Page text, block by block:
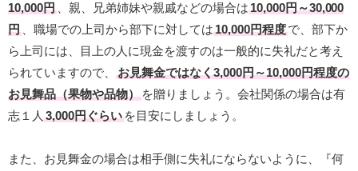
10,000円、親、兄弟姉妹や親戚などの場合は10,000円～30,000
円
、職場での上司から部下に対しては10,000円程度で、部下か
ら上司には、目上の人に現金を渡すのは一般的に失礼だと考え
られていますので、
お見舞金ではなく3,000円～10,000円程度の
お見舞品（果物や品物）を贈りましょう。会社関係の場合は有
志１人 3,000円ぐらいを目安にしましょう。
また、お見舞金の場合は相手側に失礼にならないように、『何